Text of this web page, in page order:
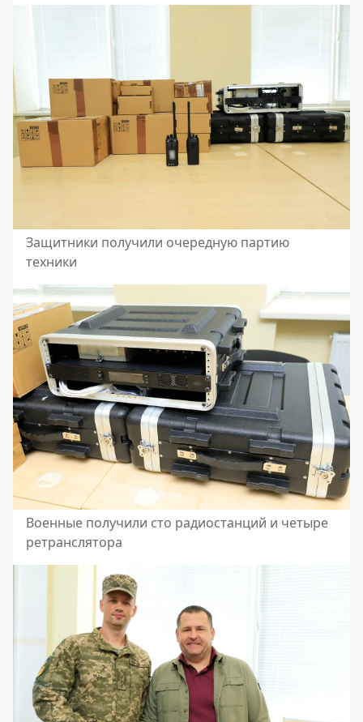
Защитники получили очередную партию
техники
Военные получили сто радиостанций и четыре
ретранслятора